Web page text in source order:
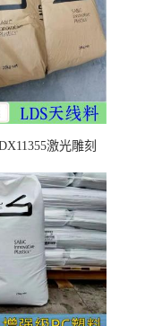
激光雕刻